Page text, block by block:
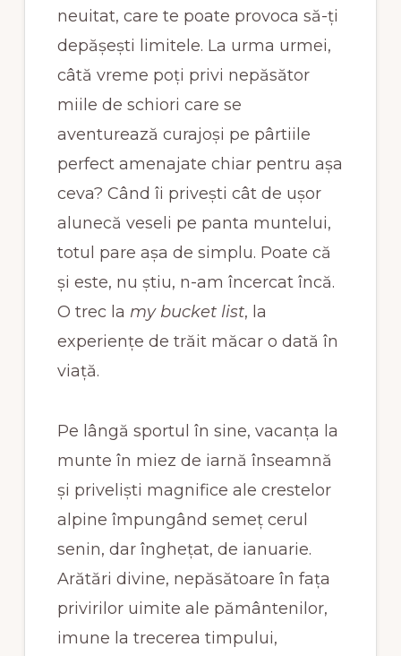
neuitat, care te poate provoca să-ți
depășești limitele. La urma urmei,
câtă vreme poți privi nepăsător
miile de schiori care se
aventurează curajoși pe pârtiile
perfect amenajate chiar pentru așa
ceva? Când îi privești cât de ușor
alunecă veseli pe panta muntelui,
totul pare așa de simplu. Poate că
și este, nu știu, n-am încercat încă.
O trec la my bucket list, la
experiențe de trăit măcar o dată în
viață.
Pe lângă sportul în sine, vacanța la
munte în miez de iarnă înseamnă
și priveliști magnifice ale crestelor
alpine împungând semeț cerul
senin, dar înghețat, de ianuarie.
Arătări divine, nepăsătoare în fața
privirilor uimite ale pământenilor,
imune la trecerea timpului,